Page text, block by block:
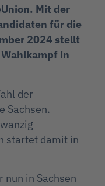
Mit der
für die
2024 stellt
in
der
Sachsen.
startet damit in
nun in Sachsen